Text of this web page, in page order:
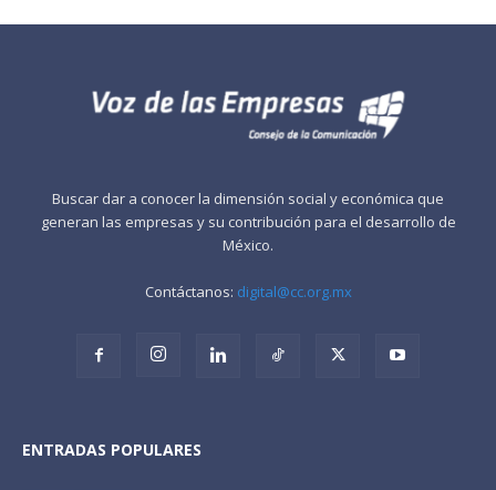
Buscar dar a conocer la dimensión social y económica que
generan las empresas y su contribución para el desarrollo de
México.
Contáctanos: digital@cc.org.mx
ENTRADAS POPULARES